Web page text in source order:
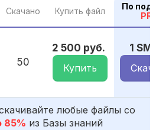
Скачано Купить файл
По
50
2 500 руб.
Купить
1 SM
любые файлы со
85% из Базы знаний